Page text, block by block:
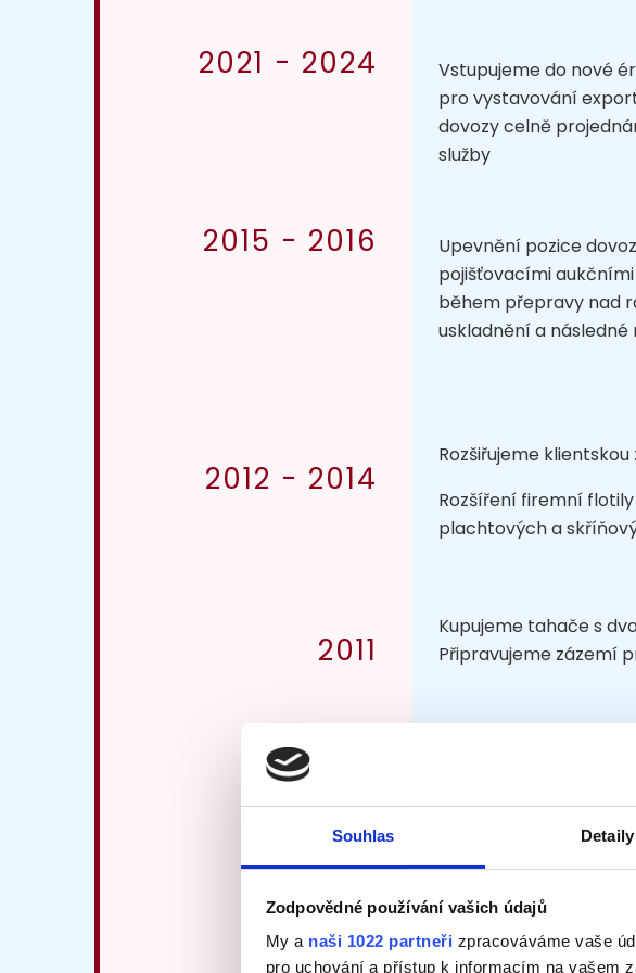
Souhlas Detaily
Zodpovědné používání vašich údajů
My a naši 1022 partneři zpracováváme vaše
pro uchování a přístup k informacím na vašem
2021 - 2024
2015 - 2016
Vstupujeme do nové
pro vystavování
dovozy celně
služby
Upevnění pozice
pojišťovacími
během přepravy nad
uskladnění a následné
2012 - 2014
Rozšiřujeme
Rozšíření firemní
plachtových a
2011
Kupujeme tahače s
Připravujeme zázemí
2009
Soustředíme se na
provozem vozidel a
2008
Přibývají nám do flotily
na trasách mezi ČR a
vykupovat a dovážet